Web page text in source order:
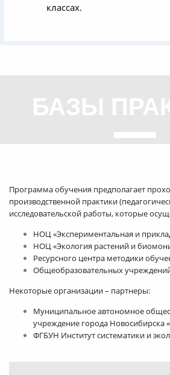
классах.
БАЗЫ
Программа обучения предполагает
производственной практики
исследовательской работы, которые
НОЦ «Экспериментальная и
НОЦ «Экология растений и
Ресурсного центра методики
Общеобразовательных
Некоторые организации – партнеры:
Муниципальное автономное
учреждение города Новосибирска
ФГБУН Институт систематики и